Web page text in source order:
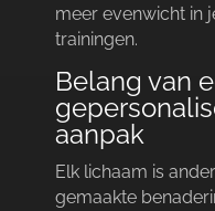
meer evenwicht in
trainingen.​
Belang van
aanpak
Elk lichaam is
gemaakte